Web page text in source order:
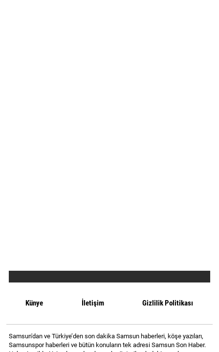
Künye İletişim Gizlilik Politikası
Samsun'dan ve Türkiye’den son dakika Samsun haberleri, köşe yazıları,
Samsunspor haberleri ve bütün konuların tek adresi Samsun Son Haber.